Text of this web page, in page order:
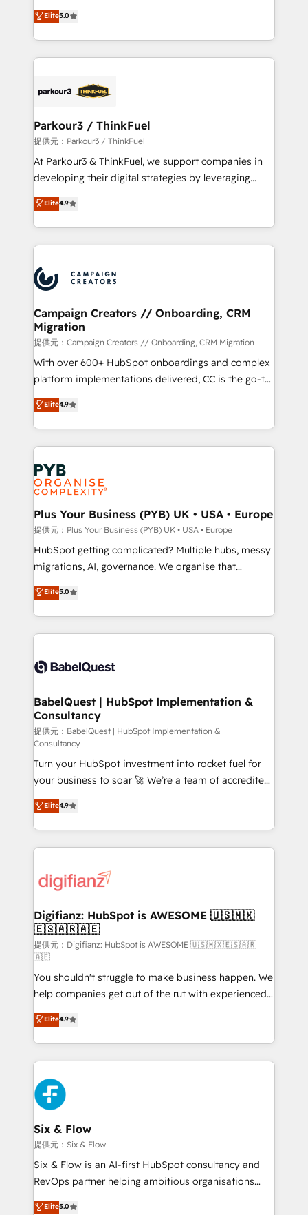
impact of your digital transformation, including a
detailed financial rationale with a focus on ROI and
embark on a transformational journey that sets your
business up for long-term success. Unlock your
DIGITALISIM, nous avons l'intime conviction que la
réussite des entreprises passe par l’innovation web,
le marketing digital, et la relation client ! C'est
pourquoi, nos experts sont à la fois capables de
référencement, votre stratégie digitale et le pilotage
projet HubSpot avec DIGITALISIM : 🧽 Nettoyage,
migration et intégration des bases de données. 🚀
Développement des interfaces avec vos logiciels
métiers ⚙️ Configuration de la plateforme HubSpot
Book Process & Guidelines utilisateurs 🎓
Formations des utilisateurs
Elite5.0
Parkour3 / ThinkFuel
提供元：Parkour3 / ThinkFuel
At Parkour3 & ThinkFuel, we support companies in
developing their digital strategies by leveraging
technologies and automating their marketing and
sales processes to generate growth. Our offer spans
from Strategy to Operations. We specialize in CRM
onboarding and implementation, web design, sales
extensive experience working with tech companies
and manufacturers since 2002, we are committed to
empowering our clients and developing their
autonomy. Get to grips with HubSpot through
guided implementation and seamless integration of
the CRM platform into your digital ecosystem. Would
you like support in deploying your inbound
to your needs and sales objectives. With 125+
certifications, we are part of the most certified
services are offered in both English & French.
Elite4.9
Campaign Creators // Onboarding, CRM
Migration
提供元：Campaign Creators // Onboarding, CRM Migration
With over 600+ HubSpot onboardings and complex
platform implementations delivered, CC is the go-to
Elite Solutions Partner for businesses ready to
migrate, replatform, and scale smarter. We specialize
in high-impact CRM and CMS migrations and
onboarding from platforms like Salesforce, NetSuite,
Zoho, Pardot, Marketo, Microsoft Dynamics, Wix,
WordPress and legacy CRMs, turning fragmented
systems into unified, growth-ready HubSpot
architectures that accelerate revenue operations and
performance. - Multi-object CRM migration, cleanup,
and implementation. - Pre-built and custom
integrations across your full tech stack. - Custom
- Dashboards, lifecycle campaigns, and lead
nurturing sequences. - Cross-hub setup across
scalable retainers. Let’s make HubSpot your most
powerful growth engine. Built to convert, scale, and
Elite4.9
Plus Your Business (PYB) UK • USA • Europe
提供元：Plus Your Business (PYB) UK • USA • Europe
HubSpot getting complicated? Multiple hubs, messy
migrations, AI, governance. We organise that
complexity, so your team can put HubSpot to work...
Welcome to our Profile! We help with: • CRM
implementation, reports, workflows, and team
training • CRM migration from Salesforce, Pipedrive,
custom API integrations with ERP (and other
operations A little about us: • Boutique 'Elite' team of
12 • 150+ clients across Sales Hub, Marketing Hub,
Service Hub, Data Hub and CMS • ISO/IEC
27001:2022, ISO 9001:2015, and ISO 42001:2023
certified - the AI management standard • GuardHub:
our AI governance framework, built on ISO 42001
Ready for the next step? Click the 👈 '𝗖𝗼𝗻𝘁𝗮𝗰𝘁
𝗯𝘂𝘀𝗶𝗻𝗲𝘀𝘀' button to get in touch (𝘸𝘦'𝘳𝘦 𝘴𝘶𝘱𝘦𝘳
𝘳𝘦𝘴𝘱𝘰𝘯𝘴𝘪𝘷𝘦)
Elite5.0
BabelQuest | HubSpot Implementation &
Consultancy
提供元：BabelQuest | HubSpot Implementation &
Consultancy
Turn your HubSpot investment into rocket fuel for
your business to soar 🚀 We’re a team of accredited
HubSpot experts ready to help you. We can
implement the platform into complex business
environments, optimise what you've got and make
sure you can actually use it, build your website in
for you and execute it on HubSpot. We are on the
framework, meaning we've been accredited by
HubSpot and vetted by the CCS, which means we
can support public sector companies as well the
other ones listed in our profile. Our services: -
HubSpot implementation - HubSpot CMS website
build We can do lots of things. But everything we do
is there for you to: - Grow revenue, and run your
business more efficiently - Build stronger
relationships with customers - Make better
decisions with data - Find a new voice and reach
more people - Get the most out of your HubSpot
investment
Elite4.9
Digifianz: HubSpot is AWESOME 🇺🇸🇲🇽
🇪🇸🇦🇷🇦🇪
提供元：Digifianz: HubSpot is AWESOME 🇺🇸🇲🇽🇪🇸🇦🇷
🇦🇪
You shouldn't struggle to make business happen. We
help companies get out of the rut with experienced,
process-oriented teams implementing HubSpot
Marketing, Sales, Service, CMS and Operations Hub,
so selling and actually engaging with your customers
feels easy and pain-free. We are a top ranked
HubSpot Elite Partner, winner of Rookie of the Year
and Customer First Awards, 4.9/5 rating in HubSpot
Reviews and 4.9/5 rating in Clutch Reviews. Digifianz
helps the following industries: logistics & 3PL, home
improvement & construction, branding and
commercialization, real estate, health, education,
SaaS, Software Dev & IT and consulting, make the
the United States, EU, UAE, Mexico and Latin
Elite4.9
Six & Flow
提供元：Six & Flow
Six & Flow is an AI-first HubSpot consultancy and
RevOps partner helping ambitious organisations
grow with clarity, confidence, and intelligence.
Elite5.0